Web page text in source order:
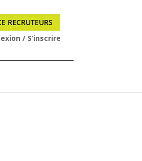
RECRUTEURS
/ S’inscrire